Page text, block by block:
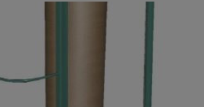
peuvent
choisies